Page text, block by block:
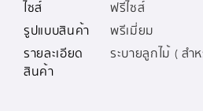
ไซส์
ฟรีไซส์
รูปแบบสินค้า
พรีเมี่ยม
รายละเอียด
สินค้า
ระบายลูกไม้ ( สำ